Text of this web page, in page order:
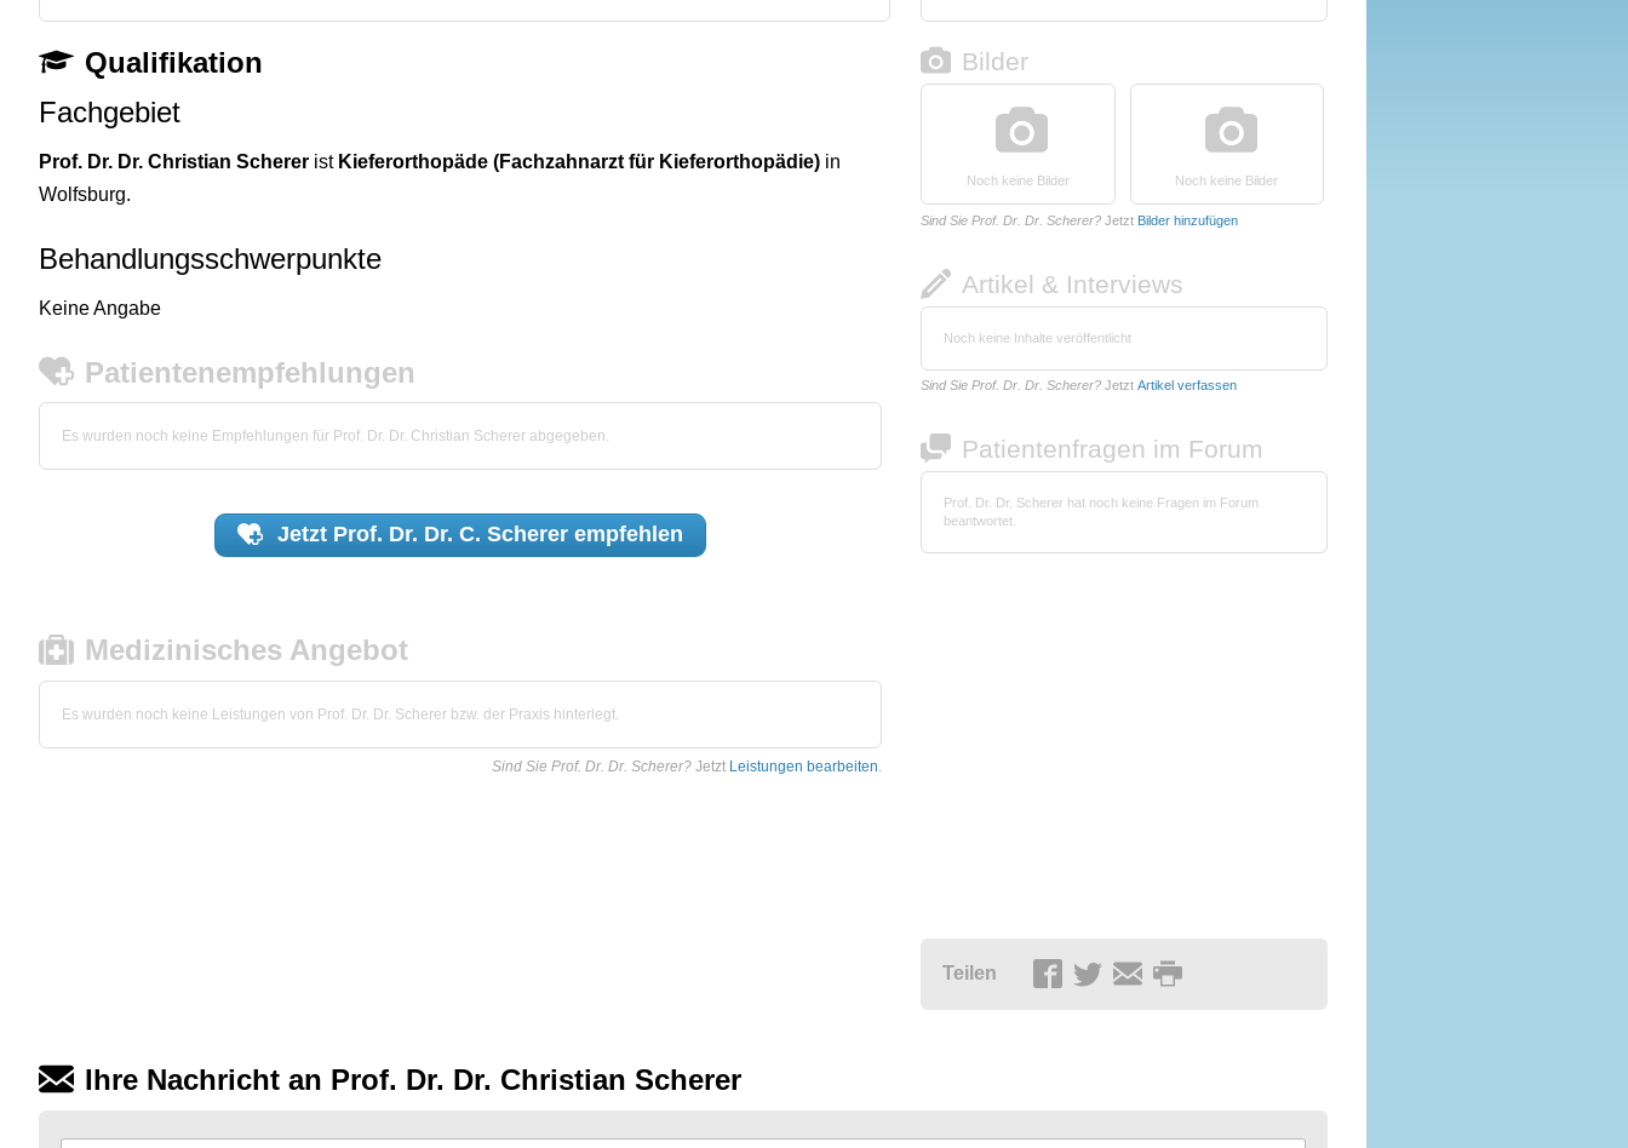
Qualifikation
Fachgebiet
Prof. Dr. Dr. Christian Scherer ist Kieferorthopäde (Fachzahnarzt für Kieferorthopädie) in
Wolfsburg.
Behandlungsschwerpunkte
Keine Angabe
Patientenempfehlungen
Es wurden noch keine Empfehlungen für Prof. Dr. Dr. Christian Scherer abgegeben.
Jetzt Prof. Dr. Dr. C. Scherer empfehlen
Medizinisches Angebot
Es wurden noch keine Leistungen von Prof. Dr. Dr. Scherer bzw. der Praxis hinterlegt.
Sind Sie Prof. Dr. Dr. Scherer? Jetzt Leistungen bearbeiten.
Bilder
Noch keine Bilder Noch keine Bilder
Sind Sie Prof. Dr. Dr. Scherer? Jetzt Bilder hinzufügen
Artikel & Interviews
Noch keine Inhalte veröffentlicht
Sind Sie Prof. Dr. Dr. Scherer? Jetzt Artikel verfassen
Patientenfragen im Forum
Prof. Dr. Dr. Scherer hat noch keine Fragen im Forum
beantwortet.
Teilen
Ihre Nachricht an Prof. Dr. Dr. Christian Scherer